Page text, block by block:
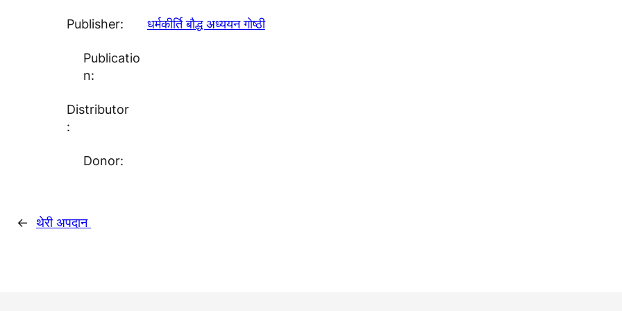
Publisher: धर्मकीर्ति बाैद्ध अध्ययन गाेष्ठी
Publicatio
n:
Distributor
:
Donor:
← थेरी अपदान